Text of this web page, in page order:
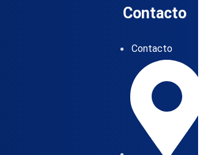
Contacto
Contacto